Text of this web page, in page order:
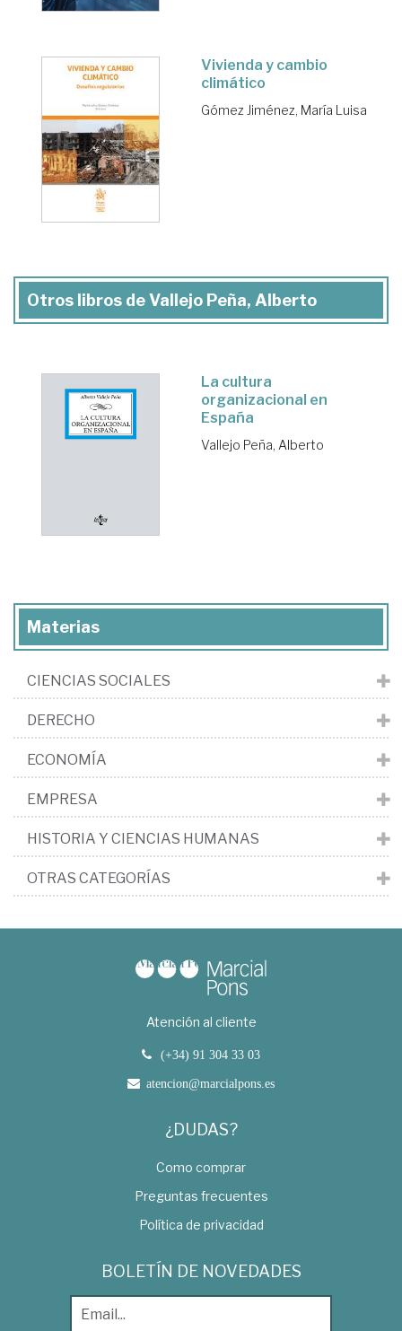
Vivienda y cambio
climático
Gómez Jiménez, María Luisa
Otros libros de Vallejo Peña, Alberto
La cultura
organizacional en
España
Vallejo Peña, Alberto
Materias
CIENCIAS SOCIALES
DERECHO
ECONOMÍA
EMPRESA
HISTORIA Y CIENCIAS HUMANAS
OTRAS CATEGORÍAS
Atención al cliente
(+34) 91 304 33 03
atencion@marcialpons.es
¿DUDAS?
Como comprar
Preguntas frecuentes
Política de privacidad
BOLETÍN DE NOVEDADES